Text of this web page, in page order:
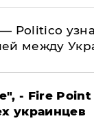
Politico
между
- Fire
украинцев